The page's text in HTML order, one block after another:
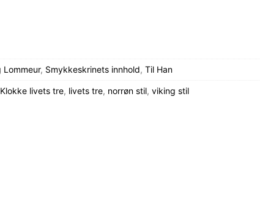
Lommeur, Smykkeskrinets innhold, Til Han
Klokke livets tre, livets tre, norrøn stil, viking stil